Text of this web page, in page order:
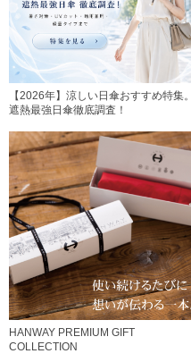
【2026年】涼しい日傘おすすめ特集。
遮熱最強日傘徹底調査！
HANWAY PREMIUM GIFT
COLLECTION